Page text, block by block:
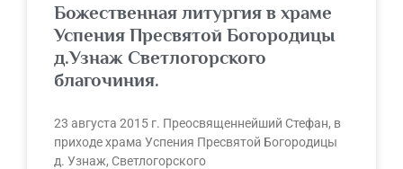
Божественная литургия в храме
Успения Пресвятой Богородицы
д.Узнаж Светлогорского
благочиния.
23 августа 2015 г. Преосвященнейший Стефан, в
приходе храма Успения Пресвятой Богородицы
д. Узнаж, Светлогорского